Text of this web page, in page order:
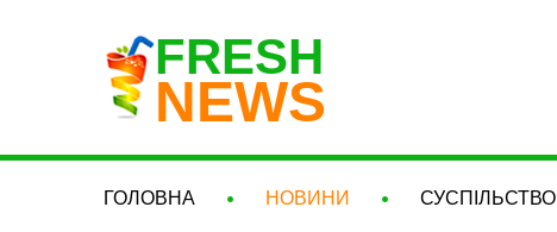
FRESH
NEWS
ГОЛОВНА НОВИНИ СУСПІЛЬСТВО